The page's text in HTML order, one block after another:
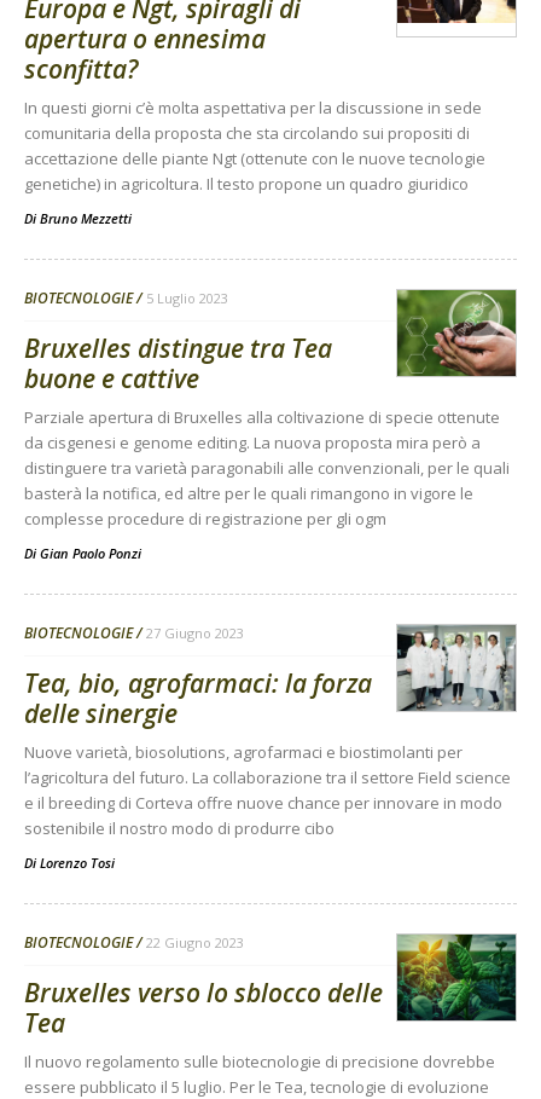
Europa e Ngt, spiragli di
apertura o ennesima
sconfitta?
In questi giorni c’è molta aspettativa per la discussione in sede
comunitaria della proposta che sta circolando sui propositi di
accettazione delle piante Ngt (ottenute con le nuove tecnologie
genetiche) in agricoltura. Il testo propone un quadro giuridico
Di Bruno Mezzetti
BIOTECNOLOGIE 5 Luglio 2023
Bruxelles distingue tra Tea
buone e cattive
Parziale apertura di Bruxelles alla coltivazione di specie ottenute
da cisgenesi e genome editing. La nuova proposta mira però a
distinguere tra varietà paragonabili alle convenzionali, per le quali
basterà la notifica, ed altre per le quali rimangono in vigore le
complesse procedure di registrazione per gli ogm
Di Gian Paolo Ponzi
BIOTECNOLOGIE 27 Giugno 2023
Tea, bio, agrofarmaci: la forza
delle sinergie
Nuove varietà, biosolutions, agrofarmaci e biostimolanti per
l’agricoltura del futuro. La collaborazione tra il settore Field science
e il breeding di Corteva offre nuove chance per innovare in modo
sostenibile il nostro modo di produrre cibo
Di Lorenzo Tosi
BIOTECNOLOGIE 22 Giugno 2023
Bruxelles verso lo sblocco delle
Tea
Il nuovo regolamento sulle biotecnologie di precisione dovrebbe
essere pubblicato il 5 luglio. Per le Tea, tecnologie di evoluzione